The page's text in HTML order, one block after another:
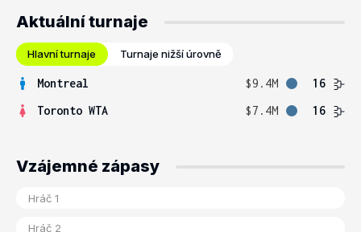
Aktuální turnaje
Hlavní turnaje Turnaje nižší úrovně
Montreal $9.4M
16
Toronto WTA
$7.4M 16
Vzájemné zápasy